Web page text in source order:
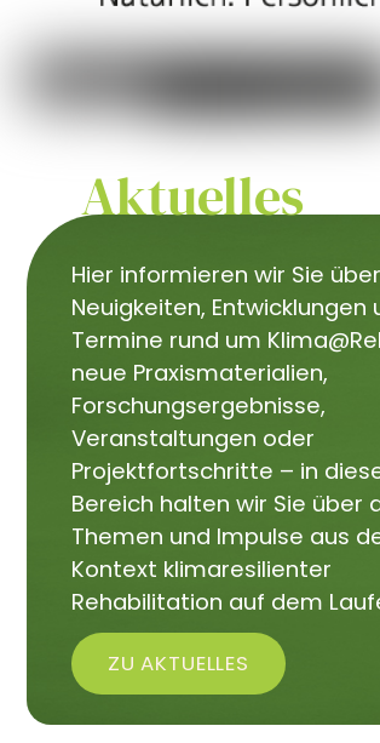
Aktuelles
Hier informieren wir Sie über
Neuigkeiten, Entwicklungen
Termine rund um
neue Praxismaterialien,
Forschungsergebnisse,
Veranstaltungen oder
Projektfortschritte – in
Bereich halten wir Sie über
Themen und Impulse aus
Kontext klimaresilienter
Rehabilitation auf dem
ZU AKTUELLES